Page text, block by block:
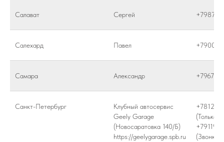
Салават Сергей
Салехард Павел
Самара Александр
Санкт-Петербург
Клубный автосервис
Geely Garage
(Новосаратовка 140/Б)
https://geelygarage.spb.ru
(Только
(Звонки и